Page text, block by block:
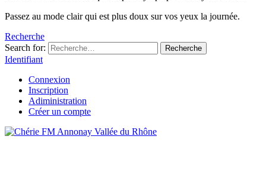
Passez au mode clair qui est plus doux sur vos yeux la journée.
Recherche
Search for:
Recherche
Identifiant
Connexion
Inscription
Adiministration
Créer un compte